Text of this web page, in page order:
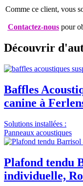
Comme ce client, vous
Contactez-nouspour
Découvrir
Baffles
canine à
Solutions installées :
Panneaux acoustiques
Plafond tendu
individuelle,